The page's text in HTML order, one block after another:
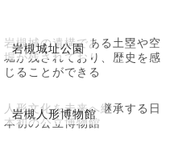
岩槻城址公園
岩槻城の遺構である土塁や空
堀が残されており、歴史を感
じることができる
岩槻人形博物館
人形文化を未来へ継承する日
本初の公立博物館